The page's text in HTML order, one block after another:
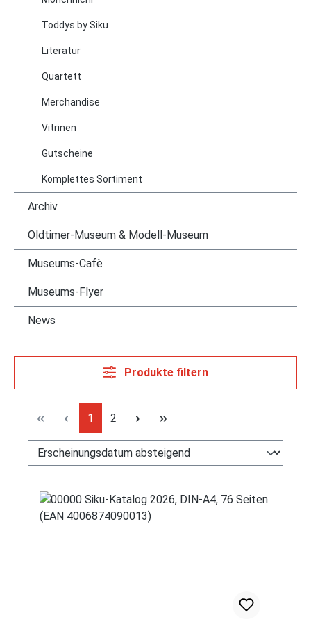
Toddys by Siku
Literatur
Quartett
Merchandise
Vitrinen
Gutscheine
Komplettes Sortiment
Archiv
Oldtimer-Museum & Modell-Museum
Museums-Cafè
Museums-Flyer
News
Produkte filtern
Seite
1 Seite
2